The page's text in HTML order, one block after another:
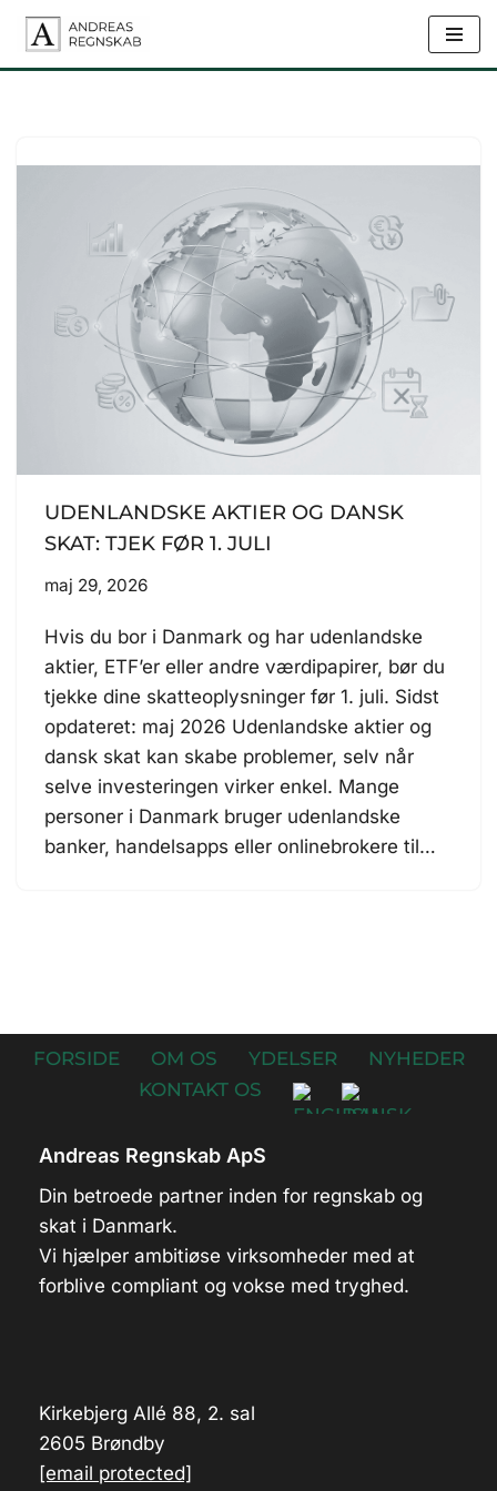
UDENLANDSKE AKTIER OG DANSK
SKAT: TJEK FØR 1. JULI
maj 29, 2026
Hvis du bor i Danmark og har udenlandske
aktier, ETF’er eller andre værdipapirer, bør du
tjekke dine skatteoplysninger før 1. juli. Sidst
opdateret: maj 2026 Udenlandske aktier og
dansk skat kan skabe problemer, selv når
selve investeringen virker enkel. Mange
personer i Danmark bruger udenlandske
banker, handelsapps eller onlinebrokere til…
FORSIDE OM OS YDELSER
NYHEDER
KONTAKT OS
Andreas Regnskab ApS
Din betroede partner inden for regnskab og
skat i Danmark.
Vi hjælper ambitiøse virksomheder med at
forblive compliant og vokse med tryghed.
Kirkebjerg Allé 88, 2. sal
2605 Brøndby
[email protected]